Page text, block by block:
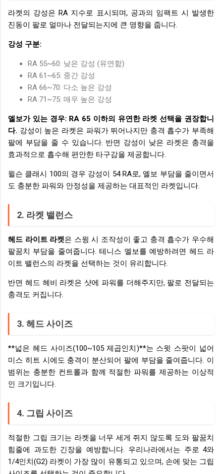
라켓의 강성은 RA 지수로 표시되며, 공과의 임팩트 시 발생한
진동이 팔로 얼마나 전달되는지에 큰 영향을 줍니다.
강성 구분:
RA 55~60: 낮은 강성 (유연함)
RA 61~65: 중간 강성
RA 66~70: 다소 높은 강성
RA 71~75: 매우 높은 강성
엘보가 있는 경우: RA 65 이하의 유연한 라켓 선택을 권장합니
다. 강성이 높은 라켓은 파워가 뛰어나지만 충격 흡수가 부족해
팔에 부담을 줄 수 있습니다. 반면 강성이 낮은 라켓은 충격을
효과적으로 흡수해 편안한 타구감을 제공합니다.
윌슨 클래시 100의 경우 강성이 54 RA로, 엘보 부담을 줄이면서
도 충분한 파워와 안정성을 제공하는 대표적인 라켓입니다.
2. 라켓 밸런스
헤드 라이트 라켓은 스윙 시 조작성이 좋고 충격 흡수가 우수해
팔꿈치 부담을 줄여줍니다. 테니스 엘보를 예방하려면 헤드 라
이트 밸런스의 라켓을 선택하는 것이 유리합니다.
반면 헤드 헤비 라켓은 샷에 파워를 더해주지만, 팔로 전달되는
충격도 커집니다.
3. 헤드 사이즈
**넓은 헤드 사이즈(100~105 제곱인치)**는 스윗 스팟이 넓어
미스 히트 시에도 충격이 분산되어 팔에 부담을 줄여줍니다. 이
범위는 충분한 컨트롤과 함께 적절한 파워를 제공하는 이상적
인 크기입니다.
4. 그립 사이즈
적절한 그립 크기는 라켓을 너무 세게 쥐지 않도록 도와 팔꿈치
힘줄에 과도한 긴장을 예방합니다. 우리나라에서는 주로 4와
1/4인치(G2) 라켓이 가장 많이 유통되고 있으며, 손에 맞는 그립